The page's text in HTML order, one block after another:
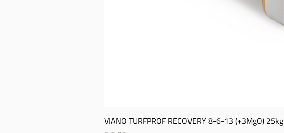
VIANO TURFPROF RECOVERY 8-­6-­13 (+3MgO) 25kg